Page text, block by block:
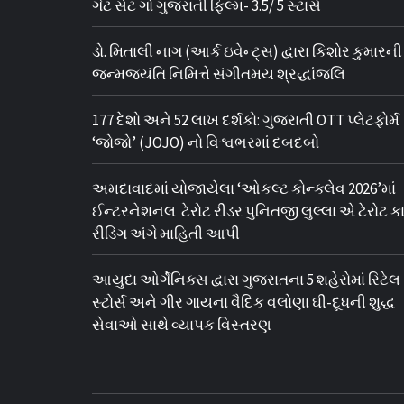
ગેટ સેટ ગો ગુજરાતી ફિલ્મ- 3.5/ 5 સ્ટાર્સ
ડો. મિતાલી નાગ (આર્ક ઇવેન્ટ્સ) દ્વારા કિશોર કુમારની
જન્મજયંતિ નિમિત્તે સંગીતમય શ્રદ્ધાંજલિ
177 દેશો અને 52 લાખ દર્શકો: ગુજરાતી OTT પ્લેટફોર્મ
‘જોજો’ (JOJO) નો વિશ્વભરમાં દબદબો
અમદાવાદમાં યોજાયેલા ‘ઓકલ્ટ કોન્ક્લેવ 2026’માં
ઈન્ટરનેશનલ ટેરોટ રીડર પુનિતજી લુલ્લા એ ટેરોટ
રીડિંગ અંગે માહિતી આપી
આયુદા ઓર્ગેનિક્સ દ્વારા ગુજરાતના 5 શહેરોમાં રિટેલ
સ્ટોર્સ અને ગીર ગાયના વૈદિક વલોણા ઘી-દૂધની શુદ્ધ
સેવાઓ સાથે વ્યાપક વિસ્તરણ